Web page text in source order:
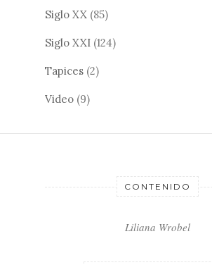
Siglo XX (85)
Siglo XXI (124)
Tapices (2)
Video (9)
CONTENIDO
Liliana Wrobel